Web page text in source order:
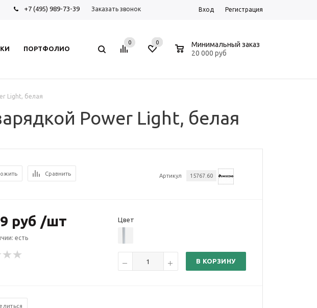
+7 (495) 989-73-39 Заказать звонок Вход Регистрация
ПОРТФОЛИО
0 0
Минимальный заказ
20 000 руб
Light, белая
Power Light, белая
Артикул 15767.60
Сравнить
руб /шт
есть
Цвет
В КОРЗИНУ